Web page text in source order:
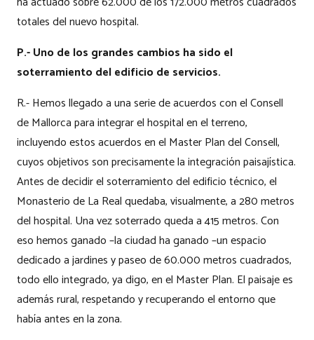
totales del nuevo hospital.
P.- Uno de los grandes cambios ha sido el
soterramiento del edificio de servicios.
R.- Hemos llegado a una serie de acuerdos con el Consell
de Mallorca para integrar el hospital en el terreno,
incluyendo estos acuerdos en el Master Plan del Consell,
cuyos objetivos son precisamente la integración paisajística.
Antes de decidir el soterramiento del edificio técnico, el
Monasterio de La Real quedaba, visualmente, a 280 metros
del hospital. Una vez soterrado queda a 415 metros. Con
eso hemos ganado –la ciudad ha ganado –un espacio
dedicado a jardines y paseo de 60.000 metros cuadrados,
todo ello integrado, ya digo, en el Master Plan. El paisaje es
además rural, respetando y recuperando el entorno que
había antes en la zona.